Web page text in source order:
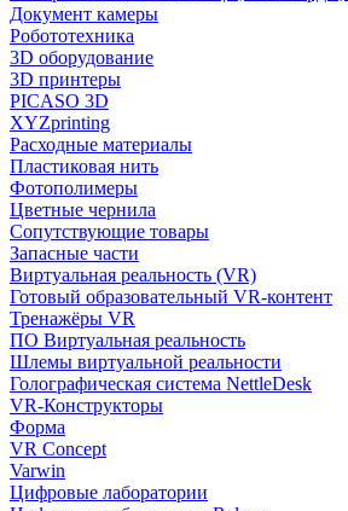
Документ камеры
Робототехника
3D оборудование
3D принтеры
PICASO 3D
XYZprinting
Расходные материалы
Пластиковая нить
Фотополимеры
Цветные чернила
Сопутствующие товары
Запасные части
Виртуальная реальность (VR)
Готовый образовательный VR-контент
Тренажёры VR
ПО Виртуальная реальность
Шлемы виртуальной реальности
Голографическая система NettleDesk
VR-Конструкторы
Форма
VR Concept
Varwin
Цифровые лаборатории